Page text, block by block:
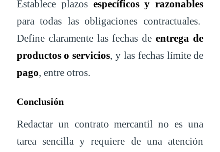
Establece plazos específicos y razonables
para todas las obligaciones contractuales.
Define claramente las fechas deentrega de
productos o servicios, y las fechas límite de
pago, entre otros.
Conclusión
Redactar un contrato mercantil no es una
tarea sencilla y requiere de una atención